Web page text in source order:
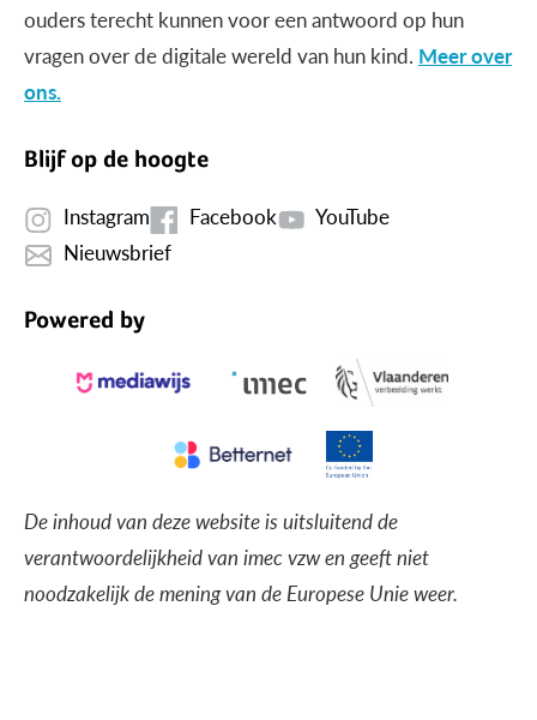
ouders terecht kunnen voor een antwoord op hun
vragen over de digitale wereld van hun kind. Meer over
ons.
Blijf op de hoogte
Instagram Facebook
YouTube
Nieuwsbrief
Powered by
De inhoud van deze website is uitsluitend de
verantwoordelijkheid van imec vzw en geeft niet
noodzakelijk de mening van de Europese Unie weer.